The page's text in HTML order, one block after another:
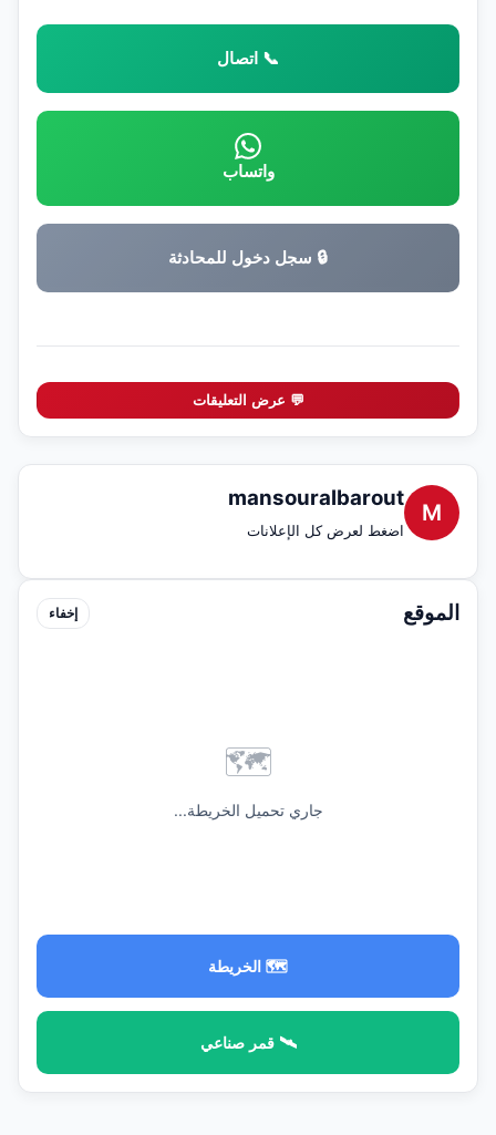
📞 اتصال
واتساب
🔒 سجل دخول للمحادثة
💬 عرض التعليقات
M
mansouralbarout
اضغط لعرض كل الإعلانات
الموقع إخفاء
🗺️
جاري تحميل الخريطة...
🗺️ الخريطة
🛰️ قمر صناعي